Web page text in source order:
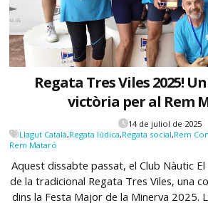
Regata Tres Viles 2025!
victòria per al Rem
14 de juliol de 2025
Llagut Català,Regata lúdica,Regata social,Rem
Rem Mataró
Aquest dissabte passat, el Club Nàutic El
de la tradicional Regata Tres Viles, una
dins la Festa Major de la Minerva 2025.